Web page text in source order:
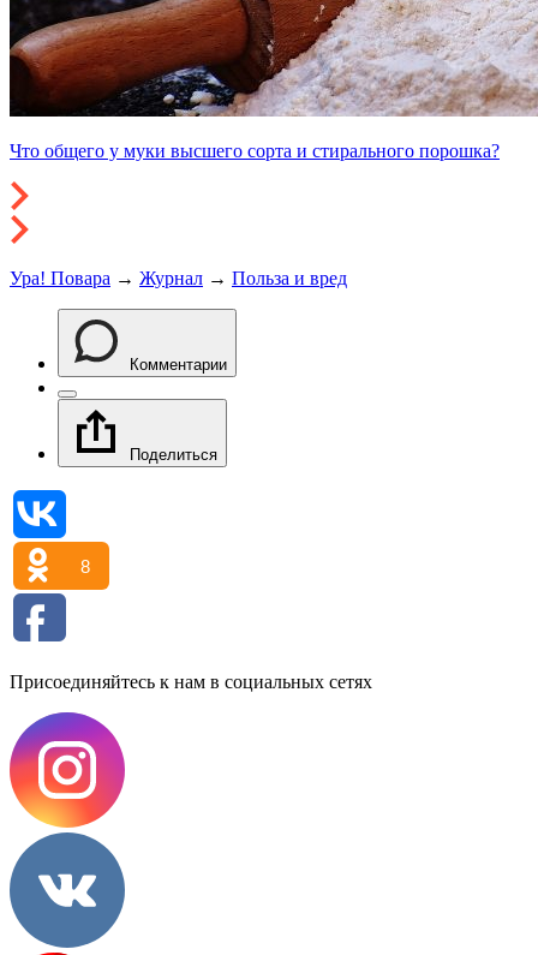
Что общего у муки высшего сорта и стирального порошка?
Ура! Повара → Журнал → Польза и вред
Комментарии
Поделиться
8
Присоединяйтесь к нам в социальных сетях